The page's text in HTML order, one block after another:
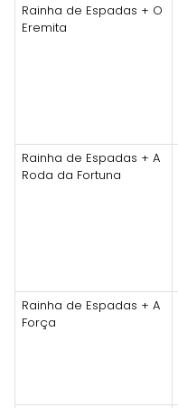
Rainha de Espadas + O
Eremita
Rainha de Espadas + A
Roda da Fortuna
Rainha de Espadas + A
Força